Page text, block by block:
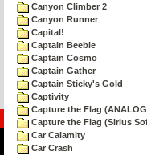
Canyon Climber 2
Canyon Runner
Capital!
Captain Beeble
Captain Cosmo
Captain Gather
Captain Sticky's Gold
Captivity
Capture the Flag
Capture the Flag (Sirius
Car Calamity
Car Crash